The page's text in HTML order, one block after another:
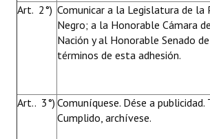
Art. 2°) Comunicar a la Legislatura de la
Negro; a la Honorable Cámara
Nación y al Honorable Senado
términos de esta adhesión.
Art.. 3°) Comuníquese. Dése a publicidad.
Cumplido, archívese.